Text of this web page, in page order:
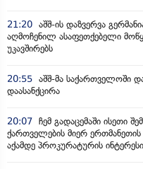
21:20 აშშ-ის დაზვერვა
აღმოჩენილ ასაფეთქებელი
უკავშირებს
20:55 აშშ-მა საქართველოში
დაასანქცირა
20:07 ჩემ გადაცემაში ისეთი
ქართველების მიერ
აქამდე პროკურატურის